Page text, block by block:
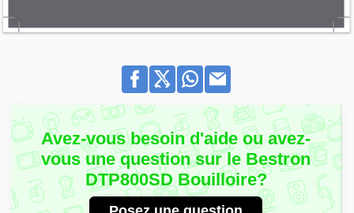
Avez-vous besoin d'aide ou avez-
vous une question sur le Bestron
DTP800SD Bouilloire?